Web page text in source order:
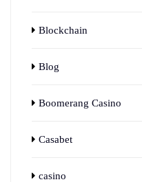
Blockchain
Blog
Boomerang Casino
Casabet
casino